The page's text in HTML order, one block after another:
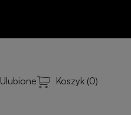
Ulubione Koszyk (0)